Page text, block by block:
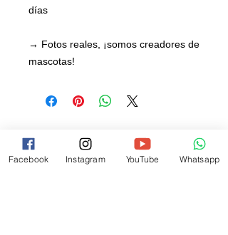
días
→ Fotos reales, ¡somos creadores de
mascotas!
Facebook Instagram YouTube Whatsapp